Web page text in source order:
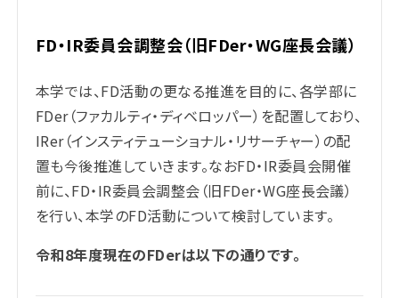
FD・IR委員会調整会（旧FDer・WG座長会議）
本学では、FD活動の更なる推進を目的に、各学部に
FDer（ファカルティ・ディベロッパー）を配置しており、
IRer（インスティテューショナル・リサーチャー）の配
置も今後推進していきます。なおFD・IR委員会開催
前に、FD・IR委員会調整会（旧FDer・WG座長会議）
を行い、本学のFD活動について検討しています。
令和8年度現在のFDerは以下の通りです。